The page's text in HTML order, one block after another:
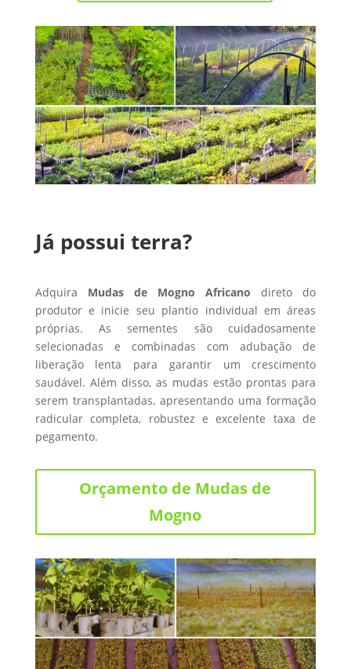
Já possui terra?
Adquira Mudas de Mogno Africano direto do
produtor e inicie seu plantio individual em áreas
próprias. As sementes são cuidadosamente
selecionadas e combinadas com adubação de
liberação lenta para garantir um crescimento
saudável. Além disso, as mudas estão prontas para
serem transplantadas, apresentando uma formação
radicular completa, robustez e excelente taxa de
pegamento.
Orçamento de Mudas de
Mogno